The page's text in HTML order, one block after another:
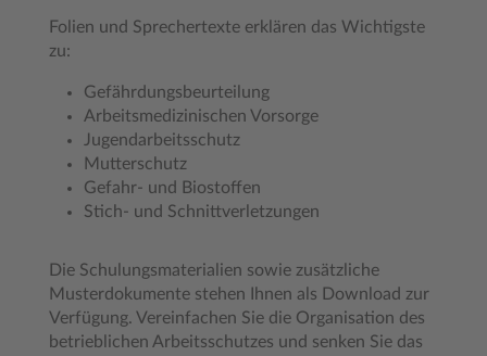
Folien und Sprechertexte erklären das Wichtigste
zu:
Gefährdungsbeurteilung
Arbeitsmedizinischen Vorsorge
Jugendarbeitsschutz
Mutterschutz
Gefahr- und Biostoffen
Stich- und Schnittverletzungen
Die Schulungsmaterialien sowie zusätzliche
Musterdokumente stehen Ihnen als Download zur
Verfügung. Vereinfachen Sie die Organisation des
betrieblichen Arbeitsschutzes und senken Sie das